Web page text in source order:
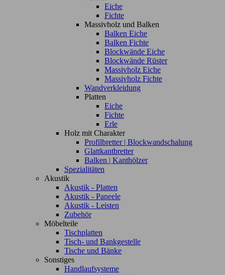
Eiche
Fichte
Massivholz und Balken
Balken Eiche
Balken Fichte
Blockwände Eiche
Blockwände Rüster
Massivholz Eiche
Massivholz Fichte
Wandverkleidung
Platten
Eiche
Fichte
Erle
Holz mit Charakter
Profilbretter | Blockwandschalung
Glattkantbretter
Balken | Kanthölzer
Spezialitäten
Akustik
Akustik - Platten
Akustik - Paneele
Akustik - Leisten
Zubehör
Möbelteile
Tischplatten
Tisch- und Bankgestelle
Tische und Bänke
Sonstiges
Handlaufsysteme